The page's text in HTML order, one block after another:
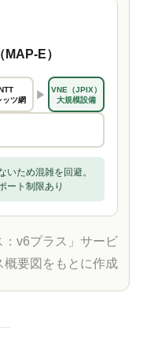
E）
ッツ網
▶
VNE（JPIX）
大規模設備
いため混雑を回避。
ート制限あり
v6プラス」サービ
概要図をもとに作成